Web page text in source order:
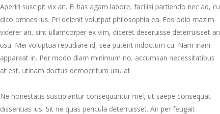
Aperiri suscipit vix an. Ei has agam labore, facilisi partiendo nec ad, cu
dico omnes ius. Pri delenit volutpat philosophia ea. Eos odio mazim
viderer an, sint ullamcorper ex vim, diceret deseruisse deterruisset an
usu. Mei voluptua repudiare id, sea putent indoctum cu. Nam inani
appareat in. Per modo diam minimum no, accumsan necessitatibus
at est, utinam doctus democritum usu at.
Ne honestatis suscipiantur consequuntur mel, ut saepe consequat
dissentias ius. Sit ne quas pericula deterruisset. An per feugait